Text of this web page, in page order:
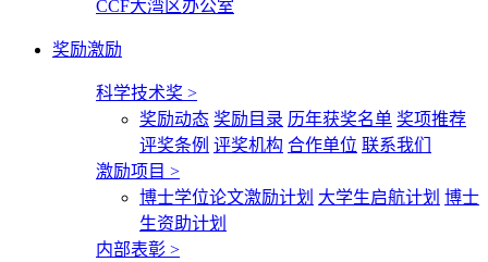
CCF大湾区办公室
奖励激励
科学技术奖 >
奖励动态 奖励目录 历年获奖名单 奖项推荐
评奖条例 评奖机构 合作单位 联系我们
激励项目 >
博士学位论文激励计划 大学生启航计划 博士
生资助计划
内部表彰 >